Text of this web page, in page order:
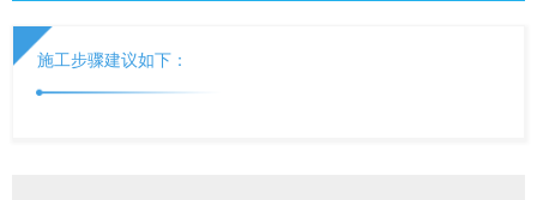
施工步骤建议如下：